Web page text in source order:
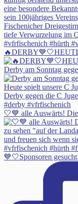
Derby am Sonntag
🤍💙 alle Auswärts!
💙🤍Sponsoren